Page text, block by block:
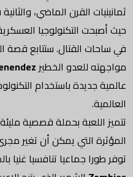
حيث أصبحت التكنولوجيا
في ساحات القتال. ستتابع قصة
مواجهته للعدو الخطير
عالمية جديدة باستخدام
العالمية.
تتميز اللعبة بحملة قصصية
المؤثرة التي يمكن أن تغير
توفر طورا جماعيا تنافسيا غنيا